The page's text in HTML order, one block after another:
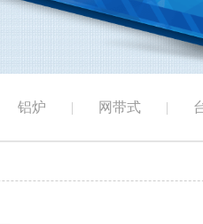
铝炉 | 网带式 |